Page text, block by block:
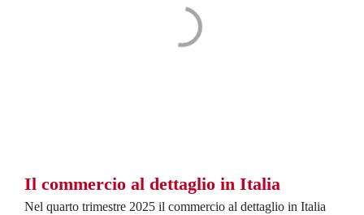
Il commercio al dettaglio in Italia
Nel quarto trimestre 2025 il commercio al dettaglio in Italia